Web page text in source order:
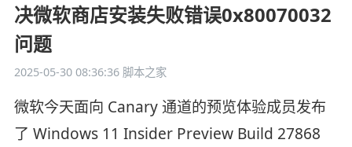
决微软商店安装失败错误0x80070032
问题
2025-05-30 08:36:36脚本之家
微软今天面向 Canary 通道的预览体验成员发布
了 Windows 11 Insider Preview Build 27868